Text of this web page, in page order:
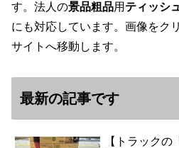
す。法人の景品粗品用 ティッシ
にも対応しています。画像をク
サイトへ移動します。
最新の記事です
【トラック